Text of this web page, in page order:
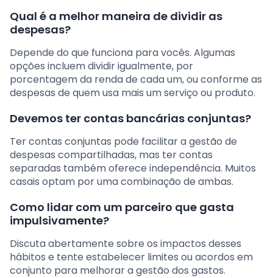
Qual é a melhor maneira de dividir as
despesas?
Depende do que funciona para vocês. Algumas
opções incluem dividir igualmente, por
porcentagem da renda de cada um, ou conforme as
despesas de quem usa mais um serviço ou produto.
Devemos ter contas bancárias conjuntas?
Ter contas conjuntas pode facilitar a gestão de
despesas compartilhadas, mas ter contas
separadas também oferece independência. Muitos
casais optam por uma combinação de ambas.
Como lidar com um parceiro que gasta
impulsivamente?
Discuta abertamente sobre os impactos desses
hábitos e tente estabelecer limites ou acordos em
conjunto para melhorar a gestão dos gastos.